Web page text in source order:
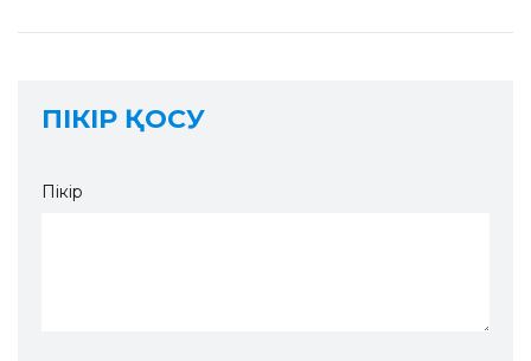
ПІКІР ҚОСУ
Пікір